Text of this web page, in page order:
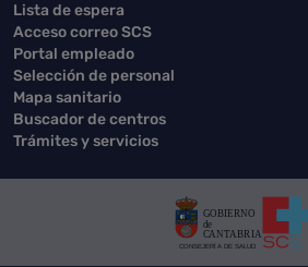
Lista de espera
Acceso correo SCS
Portal empleado
Selección de personal
Mapa sanitario
Buscador de centros
Trámites y servicios